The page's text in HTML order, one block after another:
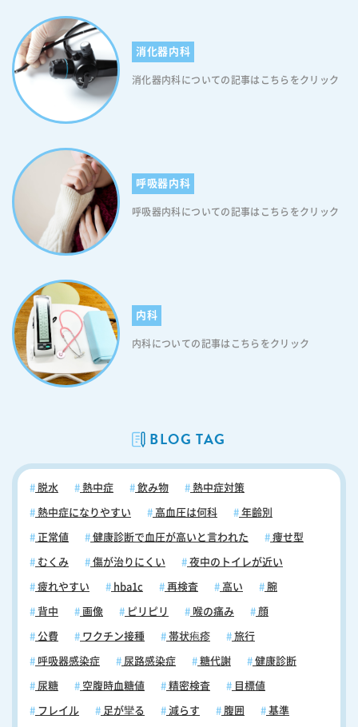
り、その手段としては食事療法、運動療法、薬物療法の三つが中心とな
ります。 【糖尿病性EDの改善1】食事療法 食事療法は、自分の適正エネ
ルギー量を知り、その範囲で栄養バランスを考えてさまざまな食品をま
んべんなくとることが大切です。食事を抜いたり、まとめ食いしたりは
せず、朝食、昼食、夕食の3回ゆっくりよく噛んで、腹八分目で食べる
よう心掛けてください。バランスのとれた栄養を1日の必要量のカロリ
ーでとることで、すい臓の負担は軽くなり、すい臓の能力は回復されま
尿病治療の基本です。運動により血糖コントロール・インスリン抵抗
性・脂質代謝の改善が得られ、糖尿病は改善します。生活習慣が原因で
糖尿病になった2型糖尿病患者にとって、運動療法を行って体内の糖の
利用率を高めることは、血糖値をコントロールする有効な手段の一つで
す。なお、運動療法は、これまで運動医学由来の整形外科的なアプロー
チが主体でしたが、近年では“生活習慣病改善”や“心臓リハビリテーシ
いても血糖値の改善がされない場合は「薬物治療」を行います。薬物療
法で使用される薬剤には、大きく分けて「経口血糖降下薬」と「インス
リン注射薬」があります。どの薬剤を使用するかは、年齢や肥満の程
度、合併症の程度などを含め、医師と相談の上で決めます。薬物治療に
ついて詳しく知りたい方は「糖尿病情報サイト」をご覧ください。 糖
尿病性EDについてご相談したい方はいつでもご相談下さい 糖尿病性ED
異常を指摘された方などいらっしゃいましたら、まずお気軽にご相談く
消化器内科
消化器内科についての記事はこちらをクリック
呼吸器内科
呼吸器内科についての記事はこちらをクリック
内科
内科についての記事はこちらをクリック
BLOG TAG
脱水 熱中症 飲み物 熱中症対策
熱中症になりやすい 高血圧は何科 年齢別
正常値 健康診断で血圧が高いと言われた 痩せ型
むくみ 傷が治りにくい 夜中のトイレが近い
疲れやすい hba1c 再検査 高い 腕
背中 画像 ピリピリ 喉の痛み 顔
公費 ワクチン接種 帯状疱疹 旅行
呼吸器感染症 尿路感染症 糖代謝 健康診断
尿糖 空腹時血糖値 精密検査 目標値
フレイル 足が攣る 減らす 腹囲 基準